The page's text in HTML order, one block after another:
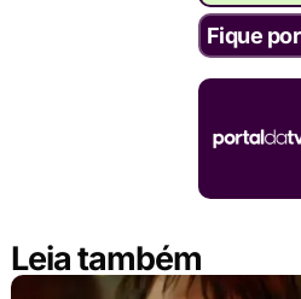
Fique
Leia também